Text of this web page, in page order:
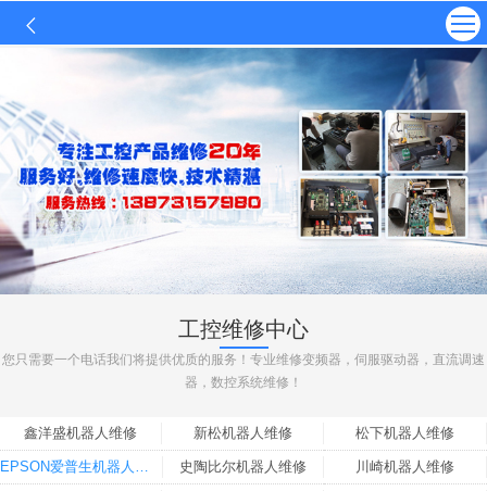
工控维修中心
您只需要一个电话我们将提供优质的服务！专业维修变频器，伺服驱动器，直流调速
器，数控系统维修！
鑫洋盛机器人维修 新松机器人维修 松下机器人维修
EPSON爱普生机器人维修 史陶比尔机器人维修 川崎机器人维修